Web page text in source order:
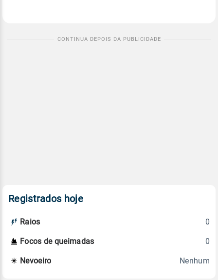
Registrados hoje
Raios 0
Focos de queimadas 0
Nevoeiro Nenhum